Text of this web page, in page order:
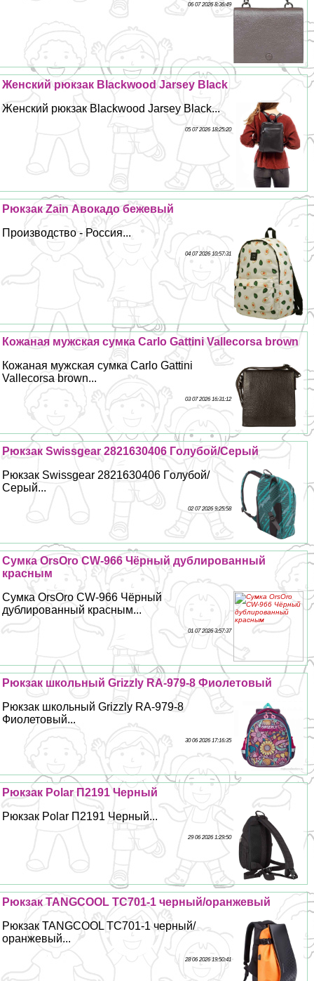
06 07 2026 8:36:49
Женский рюкзак Blackwood Jarsey Black
Женский рюкзак Blackwood Jarsey Black...
05 07 2026 18:25:20
Рюкзак Zain Авокадо бежевый
Производство - Россия...
04 07 2026 10:57:31
Кожаная мужская сумка Carlo Gattini Vallecorsa brown
Кожаная мужская сумка Carlo Gattini
Vallecorsa brown...
03 07 2026 16:31:12
Рюкзак Swissgear 2821630406 Гoлyбой/Серый
Рюкзак Swissgear 2821630406 Гoлyбой/
Серый...
02 07 2026 9:25:58
Сумка OrsOro CW-966 Чёрный дублированный
красным
Сумка OrsOro CW-966 Чёрный
дублированный красным...
01 07 2026 3:57:37
Рюкзак школьный Grizzly RA-979-8 Фиолетовый
Рюкзак школьный Grizzly RA-979-8
Фиолетовый...
30 06 2026 17:16:35
Рюкзак Polar П2191 Черный
Рюкзак Polar П2191 Черный...
29 06 2026 1:29:50
Рюкзак TANGCOOL TC701-1 черный/оранжевый
Рюкзак TANGCOOL TC701-1 черный/
оранжевый...
28 06 2026 19:50:41